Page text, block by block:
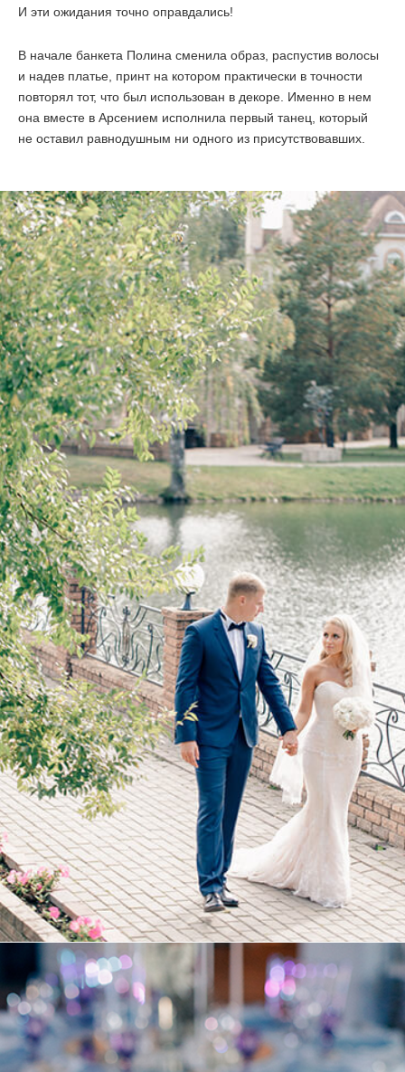
И эти ожидания точно оправдались!
В начале банкета Полина сменила образ, распустив волосы
и надев платье, принт на котором практически в точности
повторял тот, что был использован в декоре. Именно в нем
она вместе в Арсением исполнила первый танец, который
не оставил равнодушным ни одного из присутствовавших.